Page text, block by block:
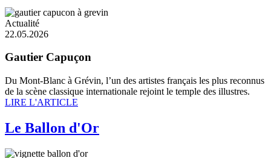
Actualité
22.05.2026
Gautier Capuçon
Du Mont-Blanc à Grévin, l’un des artistes français les plus reconnus
de la scène classique internationale rejoint le temple des illustres.
LIRE L'ARTICLE
Le Ballon d'Or